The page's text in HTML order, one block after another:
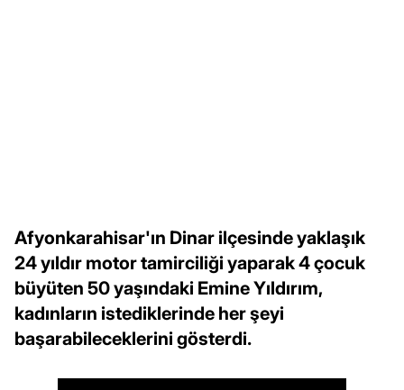
Afyonkarahisar'ın Dinar ilçesinde yaklaşık
24 yıldır motor tamirciliği yaparak 4 çocuk
büyüten 50 yaşındaki Emine Yıldırım,
kadınların istediklerinde her şeyi
başarabileceklerini gösterdi.